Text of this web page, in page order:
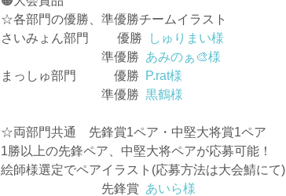
☆各部門の優勝、準優勝チームイラスト
さいみょん部門 優勝
しゅりまい様
準優勝 あみのぁ🎨様
まっしゅ部門 優勝
P.rat様
準優勝 黒鶴様
☆両部門共通 先鋒賞1ペア・中堅大将賞1ペア
1勝以上の先鋒ペア、中堅大将ペアが応募可能！
絵師様選定でペアイラスト(応募方法は大会鯖にて)
先鋒賞 あいら様